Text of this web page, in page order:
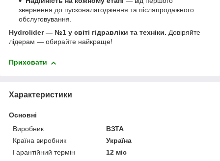
звернення до пусконалагодження та післяпродажного
обслуговування.
Hydrolider — №1 у світі гідравліки та техніки. Довіряйте
лідерам — обирайте найкраще!
Приховати
Характеристики
Основні
Виробник
ВЗТА
Країна виробник
Україна
Гарантійний термін
12 міс